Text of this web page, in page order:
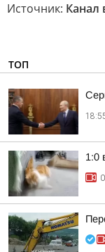
Источник: Канал
ТОП
1:0